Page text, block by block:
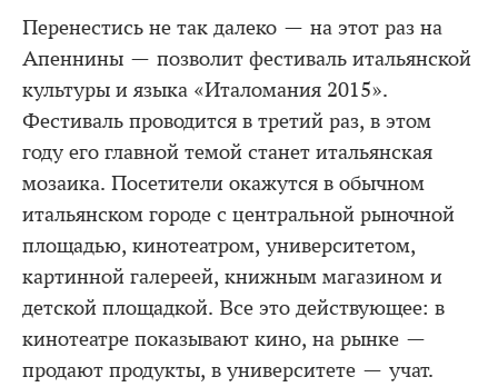
Перенестись не так далеко — на этот раз на
Апеннины — позволит фестиваль итальянской
культуры и языка «Италомания 2015».
Фестиваль проводится в третий раз, в этом
году его главной темой станет итальянская
мозаика. Посетители окажутся в обычном
итальянском городе с центральной рыночной
площадью, кинотеатром, университетом,
картинной галереей, книжным магазином и
детской площадкой. Все это действующее: в
кинотеатре показывают кино, на рынке —
продают продукты, в университете — учат.